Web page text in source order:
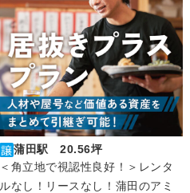
蒲田駅 20.56坪
＜角立地で視認性良好！＞レンタ
ルなし！リースなし！蒲田のアミ